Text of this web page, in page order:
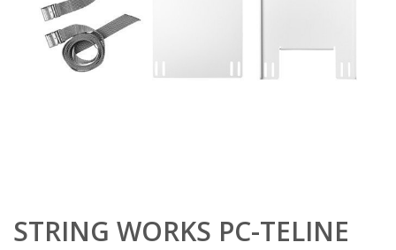
STRING WORKS PC-TELINE